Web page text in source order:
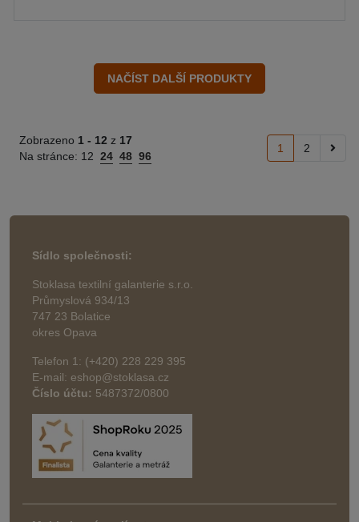
Zobrazeno 1 - 12 z 17
Na stránce: 12 24 48 96
1 2
Sídlo společnosti:
Stoklasa textilní galanterie s.r.o.
Průmyslová 934/13
747 23 Bolatice
okres Opava
Telefon 1: (+420) 228 229 395
E-mail: eshop@stoklasa.cz
Číslo účtu: 5487372/0800